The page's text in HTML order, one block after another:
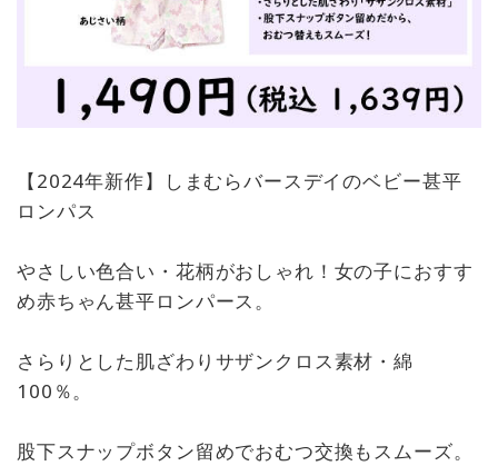
【2024年新作】しまむらバースデイのベビー甚平
ロンパス
やさしい色合い・花柄がおしゃれ！女の子におすす
め赤ちゃん甚平ロンパース。
さらりとした肌ざわりサザンクロス素材・綿
100％。
股下スナップボタン留めでおむつ交換もスムーズ。